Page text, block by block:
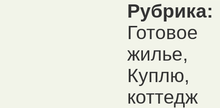
Рубрика:
Готовое
жилье,
Куплю,
коттедж